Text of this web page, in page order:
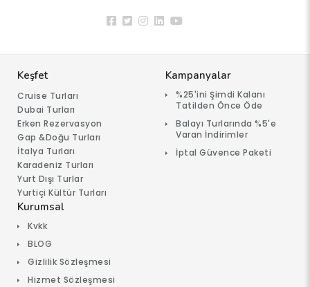
Keşfet
Cruise Turları
Dubai Turları
Erken Rezervasyon
Gap &Doğu Turları
İtalya Turları
Karadeniz Turları
Yurt Dışı Turlar
Yurtiçi Kültür Turları
Kampanyalar
%25'ini Şimdi Kalanı
Tatilden Önce Öde
Balayı Turlarında %5'e
Varan İndirimler
İptal Güvence Paketi
Kurumsal
Kvkk
BLOG
Gizlilik Sözleşmesi
Hizmet Sözleşmesi